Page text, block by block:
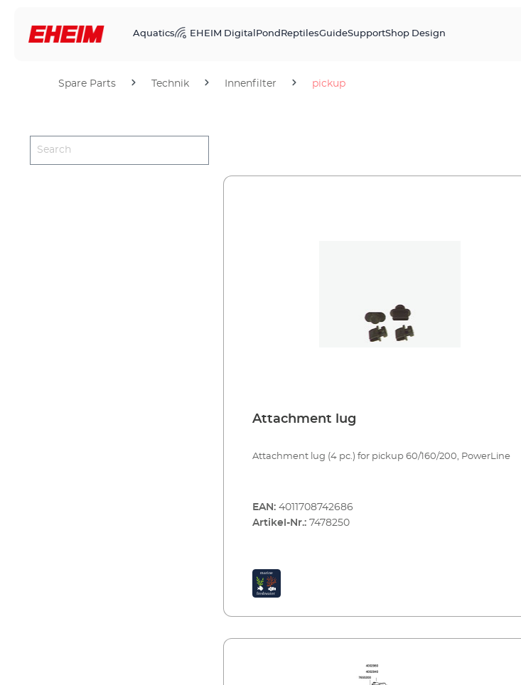
Aquatics EHEIM Digital Pond ReptilesGuideSupportShop Design
Spare Parts Technik Innenfilter pickup
Attachment lug
Attachment lug (4 pc.) for pickup 60/160/200, PowerLine
EAN: 4011708742686
Artikel-Nr.: 7478250